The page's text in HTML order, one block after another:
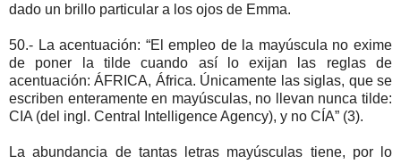
dado un brillo particular a los ojos de Emma.
50.- La acentuación: “El empleo de la mayúscula no exime
de poner la tilde cuando así lo exijan las reglas de
acentuación: ÁFRICA, África. Únicamente las siglas, que se
escriben enteramente en mayúsculas, no llevan nunca tilde:
CIA (del ingl. Central Intelligence Agency), y no CÍA” (3).
La abundancia de tantas letras mayúsculas tiene, por lo